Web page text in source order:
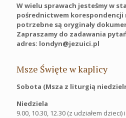
W wielu sprawach jesteśmy w
pośrednictwem korespondencji
potrzebne są oryginały
Zapraszamy do zadawania
adres: londyn@jezuici.pl
Msze Święte w kaplicy
Sobota (Msza z liturgią
Niedziela
9.00, 10.30, 12.30 (z udziałem dzieci)